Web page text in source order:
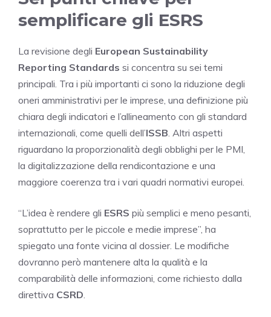
semplificare gli ESRS
La revisione degli European Sustainability
Reporting Standards si concentra su sei temi
principali. Tra i più importanti ci sono la riduzione degli
oneri amministrativi per le imprese, una definizione più
chiara degli indicatori e l’allineamento con gli standard
internazionali, come quelli dell’ISSB . Altri aspetti
riguardano la proporzionalità degli obblighi per le PMI,
la digitalizzazione della rendicontazione e una
maggiore coerenza tra i vari quadri normativi europei.
“L’idea è rendere gli ESRS più semplici e meno pesanti,
soprattutto per le piccole e medie imprese”, ha
spiegato una fonte vicina al dossier. Le modifiche
dovranno però mantenere alta la qualità e la
comparabilità delle informazioni, come richiesto dalla
direttiva CSRD